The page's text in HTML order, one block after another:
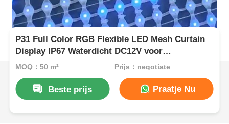
P31 Full Color RGB Flexible LED Mesh Curtain
Display IP67 Waterdicht DC12V voor
buitengebouwen
MOQ：50 m² Prijs：negotiate
Beste prijs Praatje Nu